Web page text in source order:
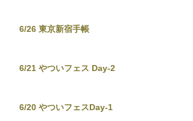
6/26 東京新宿手帳
6/21 やついフェス Day-2
6/20 やついフェスDay-1